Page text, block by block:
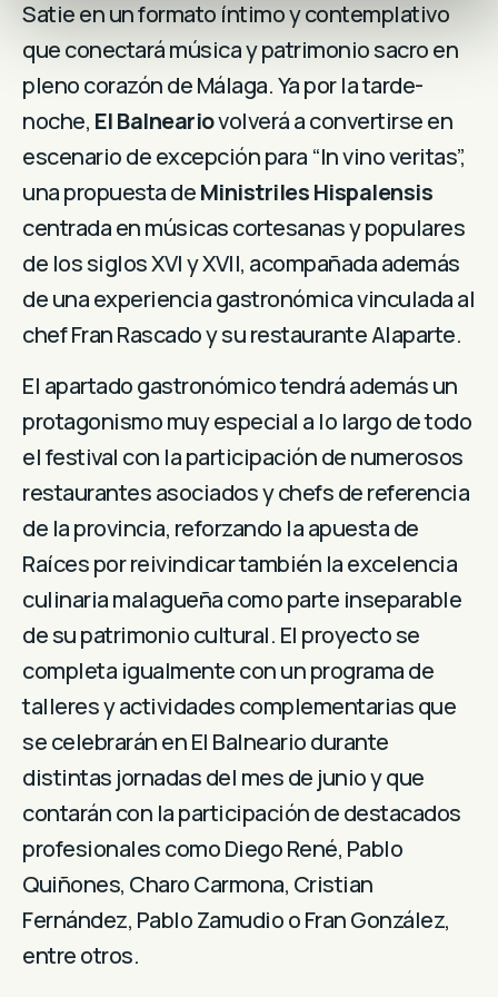
Satie en un formato íntimo y contemplativo
que conectará música y patrimonio sacro en
pleno corazón de Málaga. Ya por la tarde-
noche, El Balneariovolverá a convertirse en
escenario de excepción para “In vino veritas”,
una propuesta deMinistriles Hispalensis
centrada en músicas cortesanas y populares
de los siglos XVI y XVII, acompañada además
de una experiencia gastronómica vinculada al
chef Fran Rascado y su restaurante Alaparte.
El apartado gastronómico tendrá además un
protagonismo muy especial a lo largo de todo
el festival con la participación de numerosos
restaurantes asociados y chefs de referencia
de la provincia, reforzando la apuesta de
Raíces por reivindicar también la excelencia
culinaria malagueña como parte inseparable
de su patrimonio cultural. El proyecto se
completa igualmente con un programa de
talleres y actividades complementarias que
se celebrarán en El Balneario durante
distintas jornadas del mes de junio y que
contarán con la participación de destacados
profesionales como Diego René, Pablo
Quiñones, Charo Carmona, Cristian
Fernández, Pablo Zamudio o Fran González,
entre otros.